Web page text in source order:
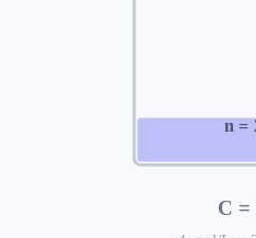
n =
C =